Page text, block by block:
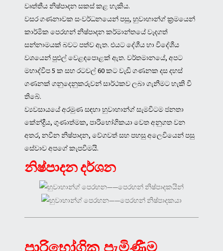
වෘත්තීය නිෂ්පාදන සකස් කළ හැකිය.
වසර ගණනාවක සංවර්ධනයෙන් පසු, හුවාහාන්ග් ක්‍රමයෙන්
කාර්මික පෙරහන් නිෂ්පාදන කර්මාන්තයේ වැදගත්
සන්නාමයක් බවට පත්ව ඇත. එයට දේශීය හා විදේශීය
වශයෙන් පුළුල් වෙළඳපොළක් ඇත. වර්තමානයේ, අපට
මහාද්වීප 5 ක සහ රටවල් 60 කට වැඩි ගණනක දස දහස්
ගණනක් ගනුදෙනුකරුවන් සාර්ථකව ලබා ගැනීමට හැකි වී
තිබේ.
ව්‍යවසායයේ අරමුණ සඳහා හුවාහාන්ග් සැමවිටම ජනතා
කේන්ද්‍රීය, ගුණාත්මක, පාරිභෝගිකයා වෙත අනුගත වන
අතර, නවීන නිෂ්පාදන, වේගවත් සහ පහසු අලෙවියෙන් පසු
සේවාව අපගේ කැපවීමයි.
නිෂ්පාදන දර්ශන
පාරිභෝගික පැමිණීම